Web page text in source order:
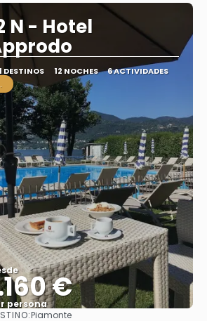
N - Hotel
1 DESTINOS 12 NOCHES 6 ACTIVIDADES
.
€
persona
Piamonte